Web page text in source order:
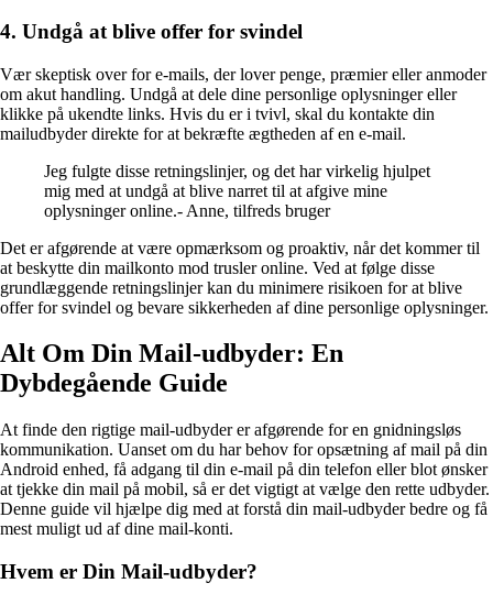
4. Undgå at blive offer for svindel
Vær skeptisk over for e-mails, der lover penge, præmier eller anmoder
om akut handling. Undgå at dele dine personlige oplysninger eller
klikke på ukendte links. Hvis du er i tvivl, skal du kontakte din
mailudbyder direkte for at bekræfte ægtheden af en e-mail.
Jeg fulgte disse retningslinjer, og det har virkelig hjulpet
mig med at undgå at blive narret til at afgive mine
oplysninger online.- Anne, tilfreds bruger
Det er afgørende at være opmærksom og proaktiv, når det kommer til
at beskytte din mailkonto mod trusler online. Ved at følge disse
grundlæggende retningslinjer kan du minimere risikoen for at blive
offer for svindel og bevare sikkerheden af dine personlige oplysninger.
Alt Om Din Mail-udbyder: En
Dybdegående Guide
At finde den rigtige mail-udbyder er afgørende for en gnidningsløs
kommunikation. Uanset om du har behov for opsætning af mail på din
Android enhed, få adgang til din e-mail på din telefon eller blot ønsker
at tjekke din mail på mobil, så er det vigtigt at vælge den rette udbyder.
Denne guide vil hjælpe dig med at forstå din mail-udbyder bedre og få
mest muligt ud af dine mail-konti.
Hvem er Din Mail-udbyder?